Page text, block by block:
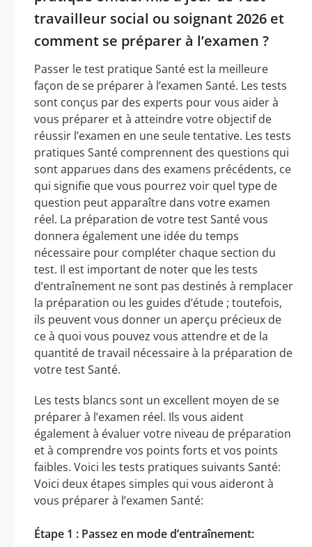
travailleur social ou soignant 2026 et
comment se préparer à l’examen ?
Passer le test pratique Santé est la meilleure
façon de se préparer à l’examen Santé. Les tests
sont conçus par des experts pour vous aider à
vous préparer et à atteindre votre objectif de
réussir l’examen en une seule tentative. Les tests
pratiques Santé comprennent des questions qui
sont apparues dans des examens précédents, ce
qui signifie que vous pourrez voir quel type de
question peut apparaître dans votre examen
réel. La préparation de votre test Santé vous
donnera également une idée du temps
nécessaire pour compléter chaque section du
test. Il est important de noter que les tests
d’entraînement ne sont pas destinés à remplacer
la préparation ou les guides d’étude ; toutefois,
ils peuvent vous donner un aperçu précieux de
ce à quoi vous pouvez vous attendre et de la
quantité de travail nécessaire à la préparation de
votre test Santé.
Les tests blancs sont un excellent moyen de se
préparer à l’examen réel. Ils vous aident
également à évaluer votre niveau de préparation
et à comprendre vos points forts et vos points
faibles. Voici les tests pratiques suivants Santé:
Voici deux étapes simples qui vous aideront à
vous préparer à l’examen Santé:
Étape 1 : Passez en mode d’entraînement: